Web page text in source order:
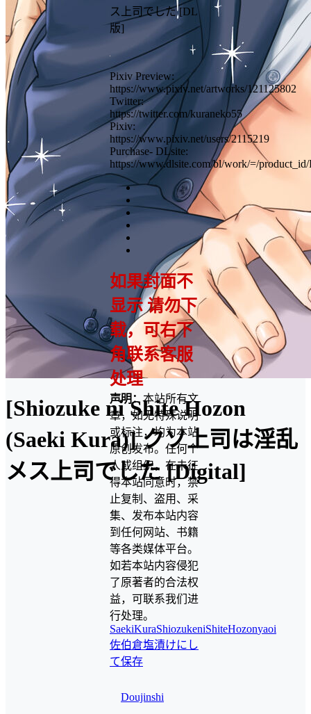
[Shiozuke ni Shite Hozon
(Saeki Kura)] クソ上司は淫乱
メス上司でした [Digital]
ス上司でした [DL
版]
Pixiv Preview:
https://www.pixiv.net/artworks/121125802
Twitter:
https://twitter.com/kuraneko55
Pixiv:
https://www.pixiv.net/users/2115219
Purchase- DLsite:
https://www.dlsite.com/bl/work/=/
如果封面不
显示 请勿下
载，可右下
角联系客服
处理
声明：本站所有文
章，如无特殊说明
或标注，均为本站
原创发布。任何个
人或组织，在未征
得本站同意时，禁
止复制、盗用、采
集、发布本站内容
到任何网站、书籍
等各类媒体平台。
如若本站内容侵犯
了原著者的合法权
益，可联系我们进
行处理。
SaekiKuraShiozukeniShiteHozonyaoi
佐伯倉塩漬けにし
て保存
Doujinshi